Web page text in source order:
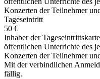
Konzerten der Teilnehmer
Tageseintritt
50 €
Inhaber der
öffentlichen Unterrichte des
Konzerten der Teilnehmer
Mit der verbindlichen
fällig.